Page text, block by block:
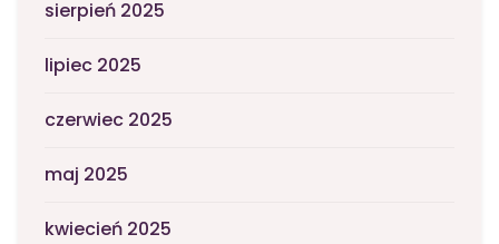
sierpień 2025
lipiec 2025
czerwiec 2025
maj 2025
kwiecień 2025